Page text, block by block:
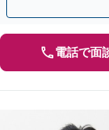
電話で面